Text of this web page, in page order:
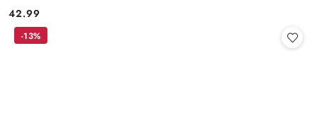
Cena:
42.99
-13%